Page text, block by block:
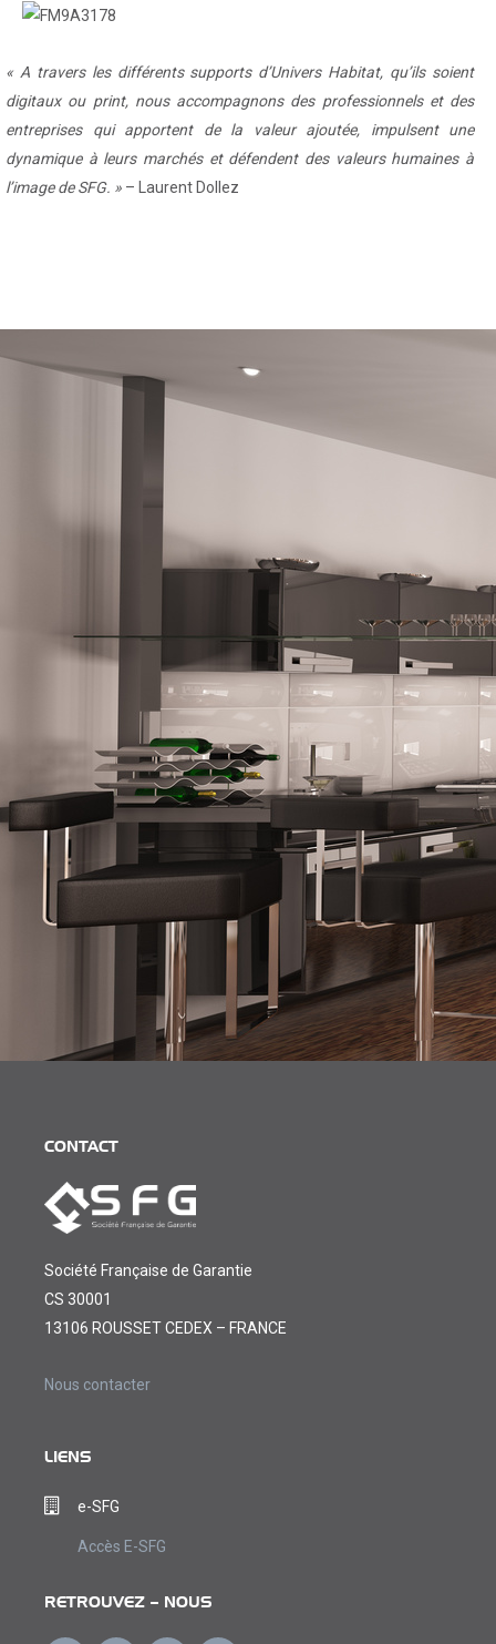
« A travers les différents supports d’Univers Habitat, qu’ils soient
digitaux ou print, nous accompagnons des professionnels et des
entreprises qui apportent de la valeur ajoutée, impulsent une
dynamique à leurs marchés et défendent des valeurs humaines à
l’image de SFG. » – Laurent Dollez
CONTACT
Société Française de Garantie
CS 30001
13106 ROUSSET CEDEX – FRANCE
Nous contacter
LIENS
e-SFG
Accès E-SFG
RETROUVEZ – NOUS